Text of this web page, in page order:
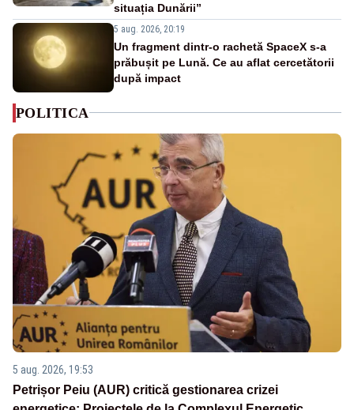
situația Dunării”
5 aug. 2026, 20:19
Un fragment dintr-o rachetă SpaceX s-a
prăbușit pe Lună. Ce au aflat cercetătorii
după impact
POLITICA
5 aug. 2026, 19:53
Petrișor Peiu (AUR) critică gestionarea crizei